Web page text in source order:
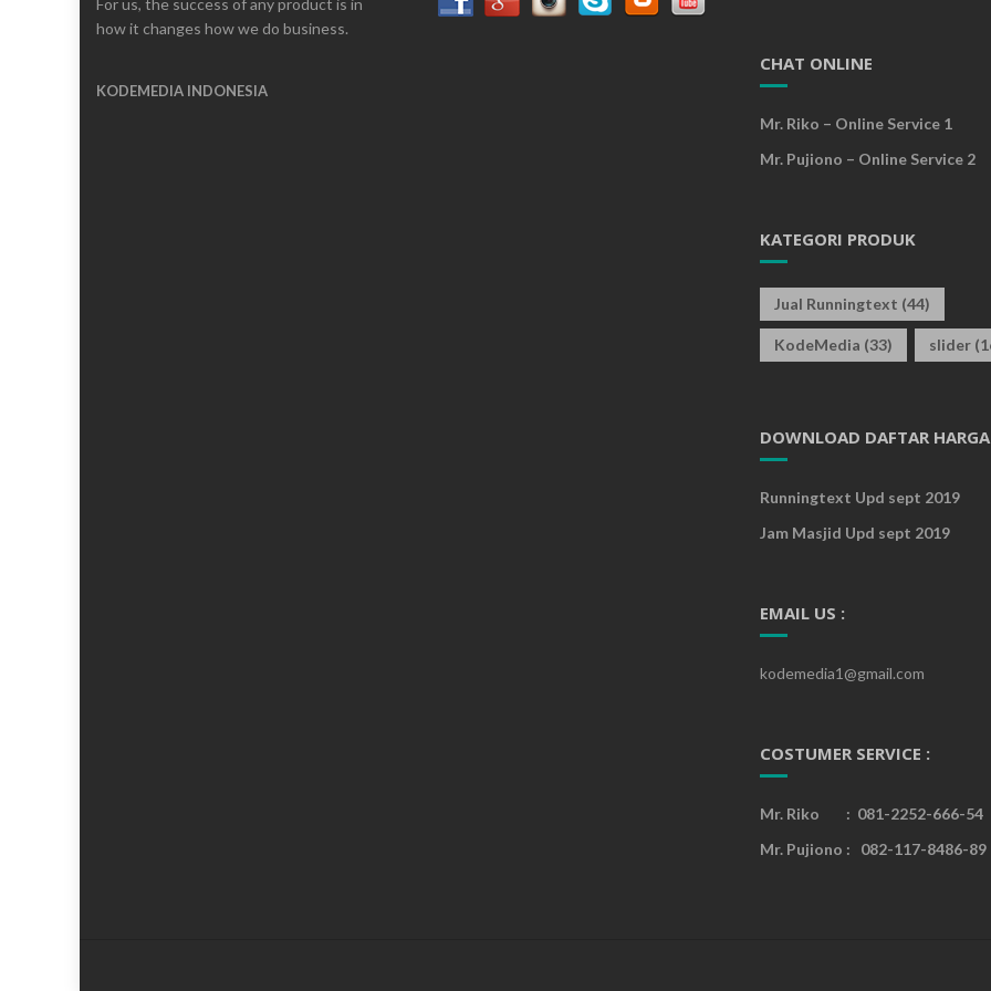
For us, the success of any product is in
how it changes how we do business.
KODEMEDIA INDONESIA
CHAT ONLINE
Mr. Riko – Online Service 1
Mr. Pujiono – Online Service 2
KATEGORI PRODUK
Jual Runningtext (44)
KodeMedia (33) slider
DOWNLOAD DAFTAR HARGA
Runningtext Upd sept 2019
Jam Masjid Upd sept 2019
EMAIL US :
kodemedia1@gmail.com
COSTUMER SERVICE :
Mr. Riko : 081-2252-666-54
Mr. Pujiono : 082-117-8486-89